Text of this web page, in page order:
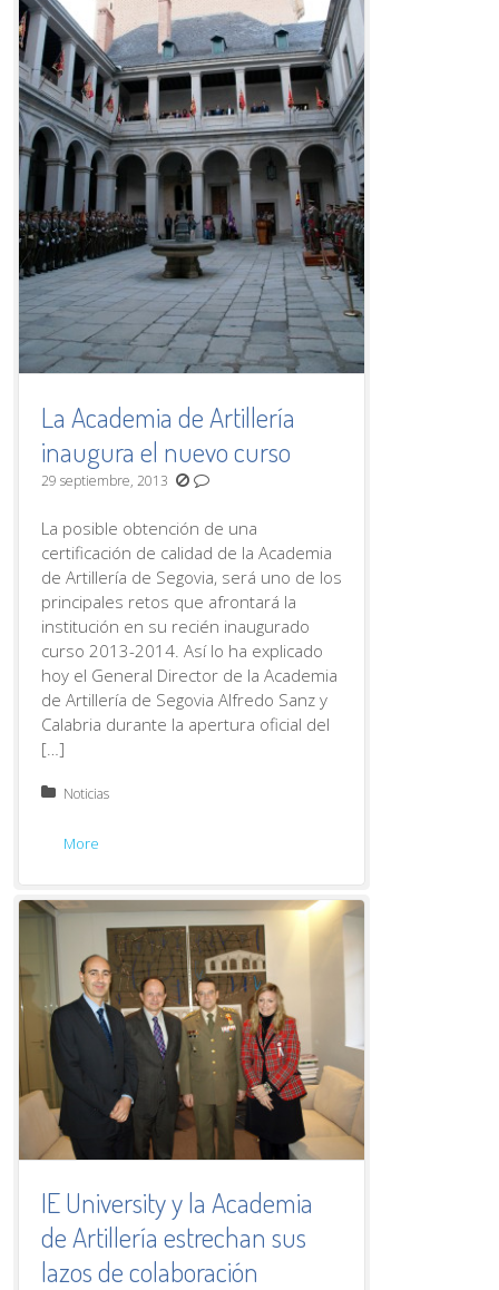
La Academia de Artillería
inaugura el nuevo curso
29 septiembre, 2013
La posible obtención de una
certificación de calidad de la Academia
de Artillería de Segovia, será uno de los
principales retos que afrontará la
institución en su recién inaugurado
curso 2013-2014. Así lo ha explicado
hoy el General Director de la Academia
de Artillería de Segovia Alfredo Sanz y
Calabria durante la apertura oficial del
[…]
Posted in:
Noticias
More
IE University y la Academia
de Artillería estrechan sus
lazos de colaboración